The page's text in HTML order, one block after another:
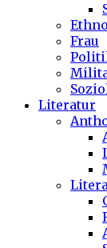
Frau
Literatur